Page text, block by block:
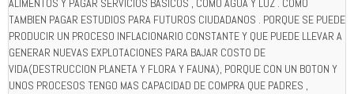
ALIMENTOS Y PAGAR SERVICIOS BASICOS , COMO AGUA Y LUZ . COMO
TAMBIEN PAGAR ESTUDIOS PARA FUTUROS CIUDADANOS . PORQUE SE PUEDE
PRODUCIR UN PROCESO INFLACIONARIO CONSTANTE Y QUE PUEDE LLEVAR A
GENERAR NUEVAS EXPLOTACIONES PARA BAJAR COSTO DE
VIDA(DESTRUCCION PLANETA Y FLORA Y FAUNA), PORQUE CON UN BOTON Y
UNOS PROCESOS TENGO MAS CAPACIDAD DE COMPRA QUE PADRES ,